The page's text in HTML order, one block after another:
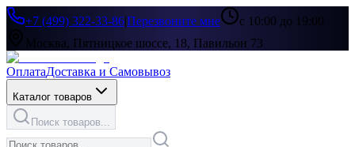
+7 (499) 322-33-86|Перезвоните мне
с 10:00 до 19:00
Москва, Пятницкое шоссе, 18, Павильон 73
ОплатаДоставка и Самовывоз
Каталог товаров
Поиск товаров...